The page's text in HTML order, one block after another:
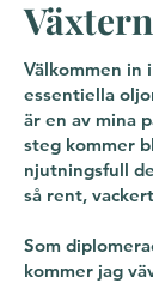
Välkommen in
essentiella
är en av mina
steg kommer
njutningsfull
så rent,
Som
kommer jag